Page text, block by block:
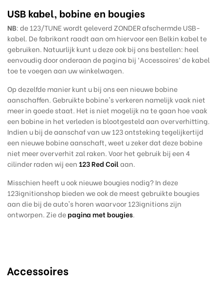
USB kabel, bobine en bougies
NB: de 123/TUNE wordt geleverd ZONDER afschermde USB-
kabel. De fabrikant raadt aan om hiervoor een Belkin kabel te
gebruiken. Natuurlijk kunt u deze ook bij ons bestellen: heel
eenvoudig door onderaan de pagina bij ‘Accessoires’ de kabel
toe te voegen aan uw winkelwagen.
Op dezelfde manier kunt u bij ons een nieuwe bobine
aanschaffen. Gebruikte bobine's verkeren namelijk vaak niet
meer in goede staat. Het is niet mogelijk na te gaan hoe vaak
een bobine in het verleden is blootgesteld aan oververhitting.
Indien u bij de aanschaf van uw 123 ontsteking tegelijkertijd
een nieuwe bobine aanschaft, weet u zeker dat deze bobine
niet meer oververhit zal raken. Voor het gebruik bij een 4
cilinder raden wij een 123 Red Coilaan.
Misschien heeft u ook nieuwe bougies nodig?In deze
123ignitionshop bieden we ookde meest gebruikte bougies
aan die bij de auto's horen waarvoor 123ignitions zijn
ontworpen. Zie depagina met bougies.
Accessoires